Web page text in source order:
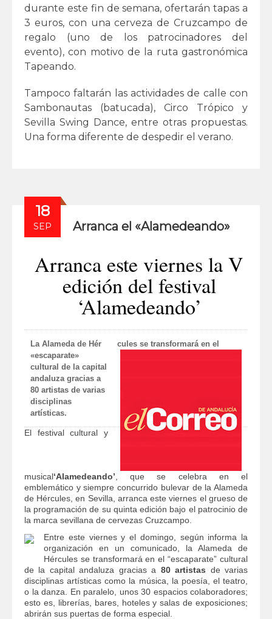
durante este fin de semana, ofertarán tapas a
3 euros, con una cerveza de Cruzcampo de
regalo (uno de los patrocinadores del
evento), con motivo de la ruta gastronómica
Tapeando.
Tampoco faltarán las actividades de calle con
Sambonautas (batucada), Circo Trópico y
Sevilla Swing Dance, entre otras propuestas.
Una forma diferente de despedir el verano.
18
SEP Arranca el «Alamedeando»
Arranca este viernes la V
edición del festival
‘Alamedeando’
La Alameda de Hér
cules se transformará en el
«escaparate»
cultural de la capital
andaluza gracias a
80 artistas de varias
disciplinas
artísticas.
El festival cultural y
musical‘Alamedeando’ , que se celebra en el
emblemático y siempre concurrido bulevar de la Alameda
de Hércules, en Sevilla, arranca este viernes el grueso de
la programación de su quinta edición bajo el patrocinio de
la marca sevillana de cervezas Cruzcampo.
Entre este viernes y el domingo, según informa la
organización en un comunicado, la Alameda de
Hércules se transformará en el “escaparate” cultural
de la capital andaluza gracias a 80 artistas de varias
disciplinas artísticas como la música, la poesía, el teatro,
o la danza. En paralelo, unos 30 espacios colaboradores;
esto es, librerías, bares, hoteles y salas de exposiciones;
abrirán sus puertas de forma especial.